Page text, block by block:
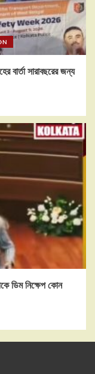
বার্তা সারাবছরের জন্য
ডিম নিক্ষেপ কোন